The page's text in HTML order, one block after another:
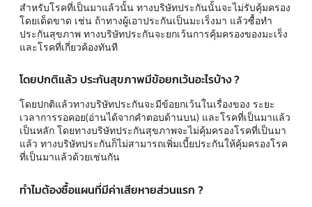
สำหรับโรคที่เป็นมาแล้วนั้น ทางบริษัทประกันนั้นจะไม่รับคุ้มครอง
โดยเด็ดขาด เช่น ถ้าทางผู้เอาประกันเป็นมะเร็งมา แล้วซื้อทำ
ประกันสุขภาพ ทางบริษัทประกันจะยกเว้นการคุ้มครองของมะเร็ง
และโรคที่เกี่ยวค้องทันที
โดยปกติแล้ว ประกันสุขภาพมีข้อยกเว้นอะไรบ้าง ?
โดยปกติแล้วทางบริษัทประกันจะมีข้อยกเว้นในเรื่องของ ระยะ
เวลาการรอคอย(อ่านได้จากคำตอบด้านบน) และโรคที่เป็นมาแล้ว
เป็นหลัก โดยทางบริษัทประกันสุขภาพจะไม่คุ้มครองโรคที่เป็นมา
แล้ว ทางบริษัทประกันก็ไม่สามารถเพิ่มเบี้ยประกันให้คุ้มครองโรค
ที่เป็นมาแล้วด้วยเช่นกัน
ทำไมต้องซื้อแผนที่มีค่าเสียหายส่วนแรก ?